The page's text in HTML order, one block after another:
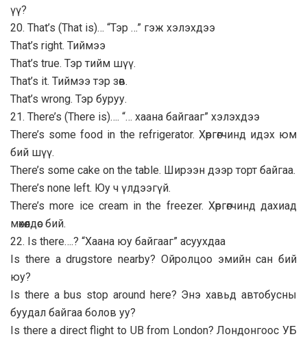
үү?
20. That’s (That is)… “Тэр …” гэж хэлэхдээ
That’s right. Тиймээ
That’s true. Тэр тийм шүү.
That’s it. Тиймээ тэр зөв.
That’s wrong. Тэр буруу.
21. There’s (There is)…. “… хаана байгааг” хэлэхдээ
There’s some food in the refrigerator. Хөргөгчинд идэх юм
бий шүү.
There’s some cake on the table. Ширээн дээр торт байгаа.
There’s none left. Юу ч үлдээгүй.
There’s more ice cream in the freezer. Хөргөгчинд дахиад
мөхөөлдөс бий.
22. Is there….? “Хаана юу байгааг” асуухдаа
Is there a drugstore nearby? Ойролцоо эмийн сан бий
юу?
Is there a bus stop around here? Энэ хавьд автобусны
буудал байгаа болов уу?
Is there a direct flight to UB from London? Лондонгоос УБ